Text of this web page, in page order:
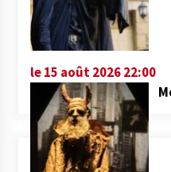
le 15 août 2026 22:00